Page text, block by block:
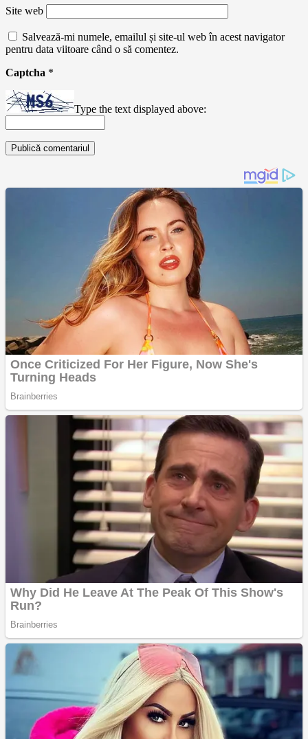
Site web
Salvează-mi numele, emailul și site-ul web în acest navigator
pentru data viitoare când o să comentez.
Captcha *
Type the text displayed above: